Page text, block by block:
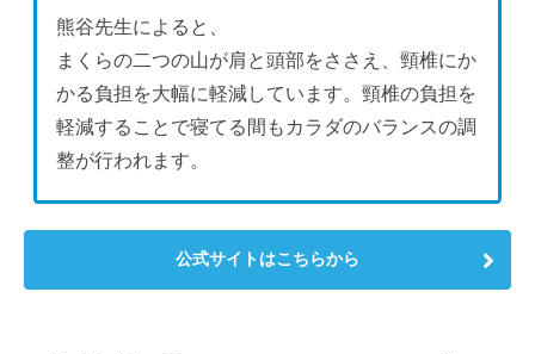
熊谷先生によると、
まくらの二つの山が肩と頭部をささえ、頸椎にか
かる負担を大幅に軽減しています。頸椎の負担を
軽減することで寝てる間もカラダのバランスの調
整が行われます。
公式サイトはこちらから